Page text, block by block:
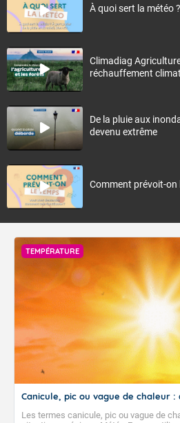
À quoi sert la météo ?
Climadiag
réchauffement
De la pluie aux
devenu extrême
Comment prévoit-on
TEMPÉRATURE
Canicule, pic ou vague de chaleur
Les termes canicule, pic ou vague de